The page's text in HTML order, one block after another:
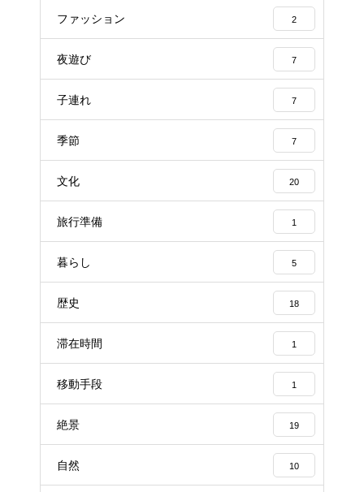
ファッション 2
夜遊び 7
子連れ 7
季節 7
文化 20
旅行準備 1
暮らし 5
歴史 18
滞在時間 1
移動手段 1
絶景 19
自然 10